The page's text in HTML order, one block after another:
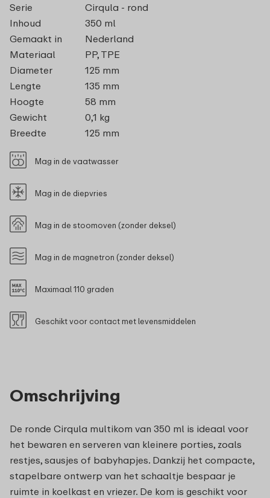
Omschrijving
De ronde Cirqula multikom van 350 ml is ideaal voor
het bewaren en serveren van kleinere porties, zoals
restjes, sausjes of babyhapjes. Dankzij het compacte,
stapelbare ontwerp van het schaaltje bespaar je
ruimte in koelkast en vriezer. De kom is geschikt voor
Serie
Cirqula - rond
Inhoud
350 ml
Gemaakt in
Nederland
Materiaal
PP, TPE
Diameter
125 mm
Lengte
135 mm
Hoogte
58 mm
Gewicht
0,1 kg
Breedte
125 mm
Mag in de vaatwasser
Mag in de diepvries
Mag in de stoomoven (zonder deksel)
Mag in de magnetron (zonder deksel)
Maximaal 110 graden
Geschikt voor contact met levensmiddelen